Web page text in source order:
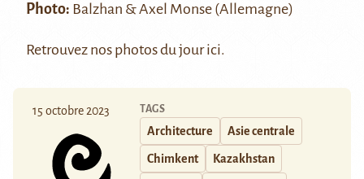
Photo: Balzhan & Axel Monse (Allemagne)
Retrouvez nos photos du jourici.
15 octobre 2023 TAGS
Architecture Asie centrale
Chimkent Kazakhstan